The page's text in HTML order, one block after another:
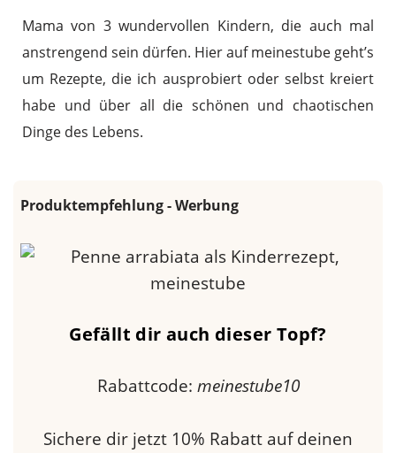
Mama von 3 wundervollen Kindern, die auch mal
anstrengend sein dürfen. Hier auf meinestube geht’s
um Rezepte, die ich ausprobiert oder selbst kreiert
habe und über all die schönen und chaotischen
Dinge des Lebens.
Produktempfehlung - Werbung
Gefällt dir auch dieser Topf?
Rabattcode: meinestube10
Sichere dir jetzt 10% Rabatt auf deinen